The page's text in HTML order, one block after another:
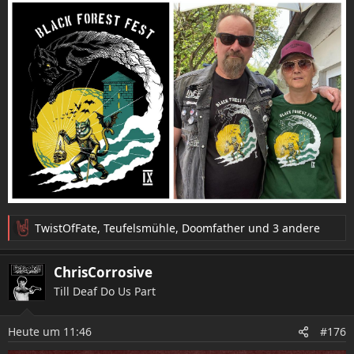
R
e
a
k
t
n
TwistOfFate, Teufelsmühle, Doomfather und 3 andere
ChrisCorrosive
Till Deaf Do Us Part
Heute um 11:46 #176